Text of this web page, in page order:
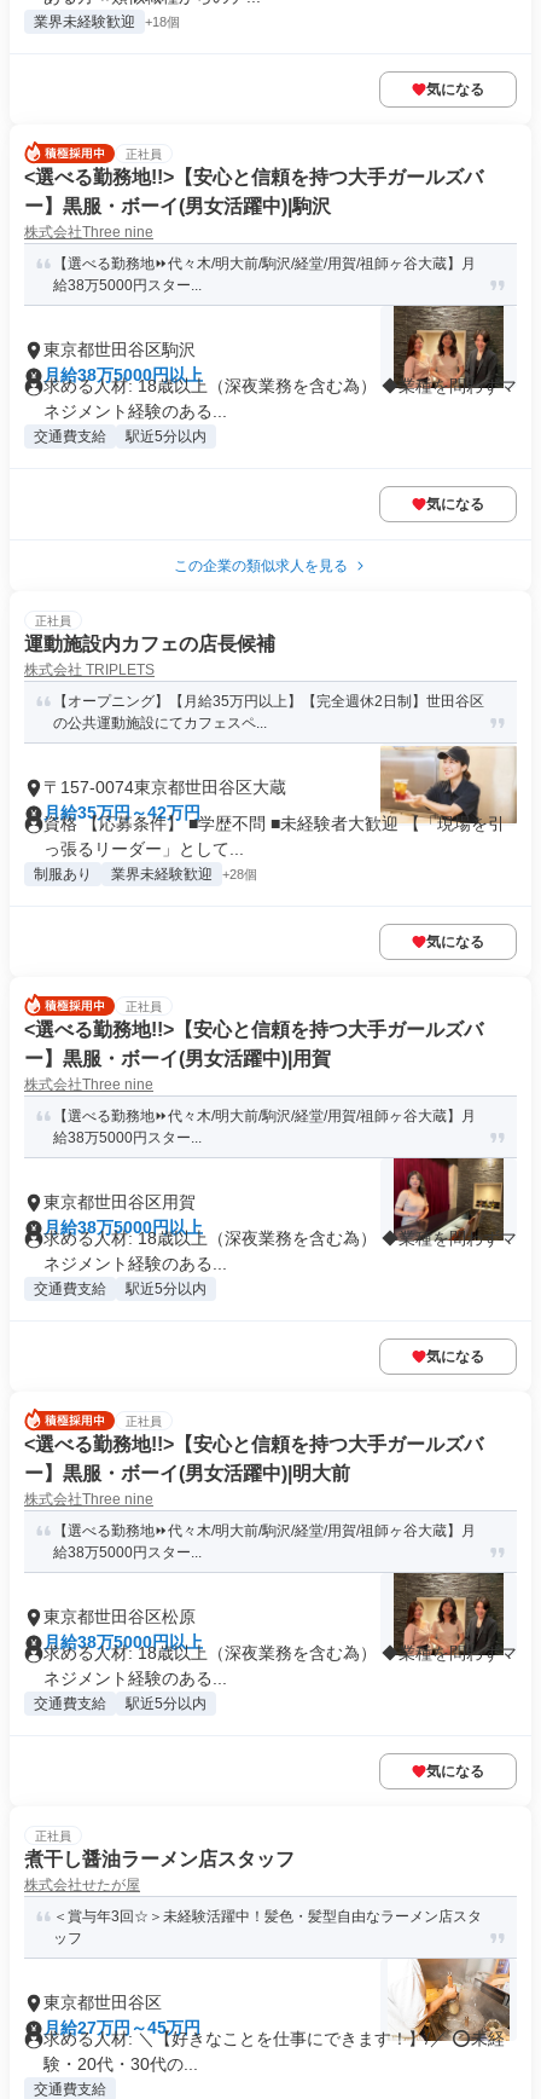
業界未経験歓迎 +18個
気になる
正社員
<選べる勤務地!!>【安心と信頼を持つ大手ガールズバ
ー】黒服・ボーイ(男女活躍中)|駒沢
株式会社Three nine
【選べる勤務地⏩代々木/明大前/駒沢/経堂/用賀/祖師ヶ谷大蔵】月
給38万5000円スター...
東京都世田谷区駒沢
月給38万5000円以上
求める人材: 18歳以上（深夜業務を含む為） ◆業種を問わずマ
ネジメント経験のある...
交通費支給 駅近5分以内
気になる
この企業の類似求人を見る
正社員
運動施設内カフェの店長候補
株式会社 TRIPLETS
【オープニング】【月給35万円以上】【完全週休2日制】世田谷区
の公共運動施設にてカフェスペ...
〒157-0074東京都世田谷区大蔵
月給35万円～42万円
資格 【応募条件】 ■学歴不問 ■未経験者大歓迎 【「現場を引
っ張るリーダー」として...
制服あり 業界未経験歓迎 +28個
気になる
正社員
<選べる勤務地!!>【安心と信頼を持つ大手ガールズバ
ー】黒服・ボーイ(男女活躍中)|用賀
株式会社Three nine
【選べる勤務地⏩代々木/明大前/駒沢/経堂/用賀/祖師ヶ谷大蔵】月
給38万5000円スター...
東京都世田谷区用賀
月給38万5000円以上
求める人材: 18歳以上（深夜業務を含む為） ◆業種を問わずマ
ネジメント経験のある...
交通費支給 駅近5分以内
気になる
正社員
<選べる勤務地!!>【安心と信頼を持つ大手ガールズバ
ー】黒服・ボーイ(男女活躍中)|明大前
株式会社Three nine
【選べる勤務地⏩代々木/明大前/駒沢/経堂/用賀/祖師ヶ谷大蔵】月
給38万5000円スター...
東京都世田谷区松原
月給38万5000円以上
求める人材: 18歳以上（深夜業務を含む為） ◆業種を問わずマ
ネジメント経験のある...
交通費支給 駅近5分以内
気になる
正社員
煮干し醤油ラーメン店スタッフ
株式会社せたが屋
＜賞与年3回☆＞未経験活躍中！髪色・髪型自由なラーメン店スタ
ッフ
東京都世田谷区
月給27万円～45万円
求める人材: ＼【好きなことを仕事にできます！】/／ ⭕️未経
験・20代・30代の...
交通費支給